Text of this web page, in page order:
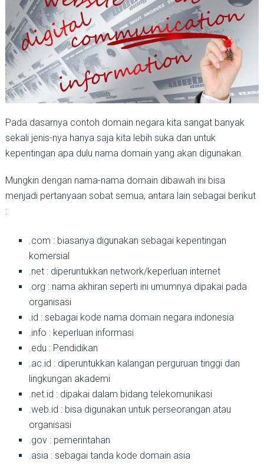
Pada dasarnya contoh domain negara kita sangat banyak
sekali jenis-nya hanya saja kita lebih suka dan untuk
kepentingan apa dulu nama domain yang akan digunakan.
Mungkin dengan nama-nama domain dibawah ini bisa
menjadi pertanyaan sobat semua, antara lain sebagai berikut
:
.com : biasanya digunakan sebagai kepentingan
komersial
.net : diperuntukkan network/keperluan internet
.org : nama akhiran seperti ini umumnya dipakai pada
organisasi
.id : sebagai kode nama domain negara indonesia
.info : keperluan informasi
.edu : Pendidikan
.ac.id : diperuntukkan kalangan perguruan tinggi dan
lingkungan akademi
.net.id : dipakai dalam bidang telekomunikasi
.web.id : bisa digunakan untuk perseorangan atau
organisasi
.gov : pemerintahan
.asia : sebagai tanda kode domain asia